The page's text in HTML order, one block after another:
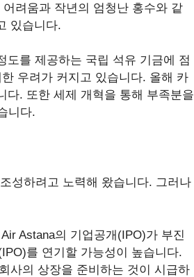
려움과 작년의 엄청난 홍수와 같
있습니다.
도를 제공하는 국립 석유 기금에 점
우려가 커지고 있습니다. 올해 카
다. 또한 세제 개혁을 통해 부족분을
니다.
성하려고 노력해 왔습니다. 그러나
Astana의 기업공개(IPO)가 부진
를 연기할 가능성이 높습니다.
사의 상장을 준비하는 것이 시급하